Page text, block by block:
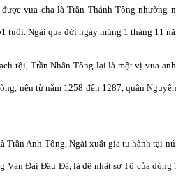
vua cha là Trần Thánh Tông nhường
tuổi. Ngài qua đời ngày mùng 1 tháng 11
tội, Trần Nhân Tông lại là một vị vua
nên từ năm 1258 đến 1287, quân
Trần Anh Tông, Ngài xuất gia tu hành tại
Vân Đại Đầu Đà, là đệ nhất sơ Tổ của dòng